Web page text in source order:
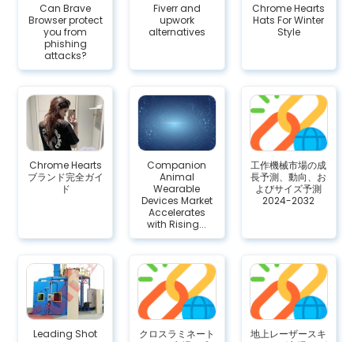
Can Brave
Browser protect
you from
phishing
attacks?
Fiverr and
upwork
alternatives
Chrome Hearts
Hats For Winter
Style
Chrome Hearts
ブランド完全ガイ
ド
Companion
Animal
Wearable
Devices Market
Accelerates
with Rising...
工作機械市場の成
長予測、動向、お
よびサイズ予測
2024-2032
Leading Shot
クロスラミネート
地上レーザースキ